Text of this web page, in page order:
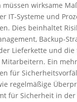
müssen wirksame
IT-Systeme und
Dies beinhaltet
Backup-
Lieferkette und
Ein
für
regelmäßige
für Sicherheit in der